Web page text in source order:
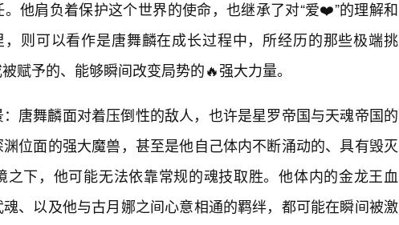
他肩负着保护这个世界的使命，也继承了对“爱❤️”的理解和
，则可以看作是唐舞麟在成长过程中，所经历的那些极端挑
赋予的、能够瞬间改变局势的🔥强大力量。
唐舞麟面对着压倒性的敌人，也许是星罗帝国与天魂帝国的
位面的强大魔兽，甚至是他自己体内不断涌动的、具有毁灭
之下，他可能无法依靠常规的魂技取胜。他体内的金龙王血
、以及他与古月娜之间心意相通的羁绊，都可能在瞬间被激